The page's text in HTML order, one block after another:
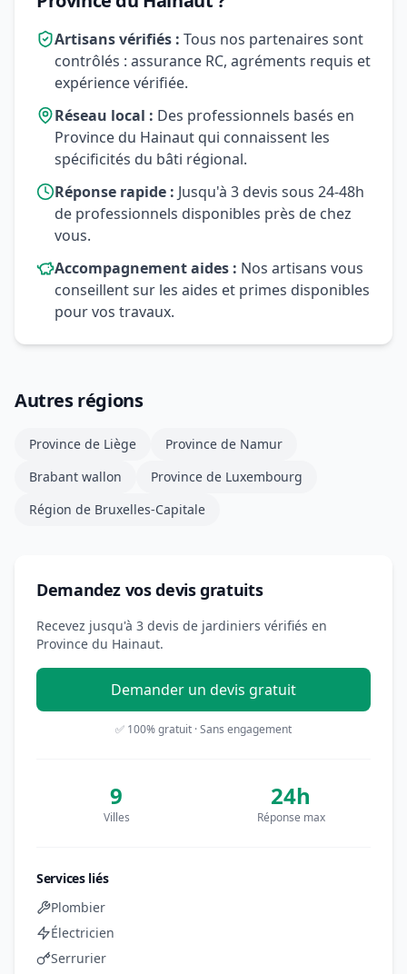
Artisans vérifiés : Tous nos partenaires sont
contrôlés : assurance RC, agréments requis et
expérience vérifiée.
Réseau local : Des professionnels basés en
Province du Hainaut qui connaissent les
spécificités du bâti régional.
Réponse rapide : Jusqu'à 3 devis sous 24-48h
de professionnels disponibles près de chez
vous.
Accompagnement aides : Nos artisans vous
conseillent sur les aides et primes disponibles
pour vos travaux.
Autres régions
Province de Liège
Province de Namur
Brabant wallon
Province de Luxembourg
Région de Bruxelles-Capitale
Demandez vos devis gratuits
Recevez jusqu'à 3 devis de jardiniers vérifiés en
Province du Hainaut.
Demander un devis gratuit
✅ 100% gratuit · Sans engagement
9
Villes
24h
Réponse max
Services liés
Plombier
Électricien
Serrurier